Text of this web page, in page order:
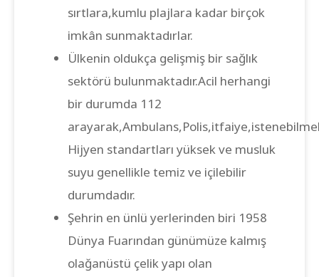
sırtlara,kumlu plajlara kadar birçok
imkân sunmaktadırlar.
Ülkenin oldukça gelişmiş bir sağlık
sektörü bulunmaktadır.Acil herhangi
bir durumda 112
Hijyen standartları yüksek ve musluk
suyu genellikle temiz ve içilebilir
durumdadır.
Şehrin en ünlü yerlerinden biri 1958
Dünya Fuarından günümüze kalmış
olağanüstü çelik yapı olan